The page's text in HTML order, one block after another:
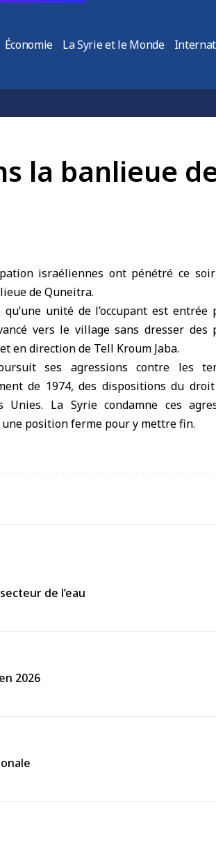
Économie La Syrie et le Monde
la banlieue
israéliennes ont pénétré ce
de Quneitra.
unité de l’occupant est
vers le village sans dresser des
en direction de Tell Kroum Jaba.
ses agressions contre les
de 1974, des dispositions du
Unies. La Syrie condamne ces
position ferme pour y mettre fin.
de l’eau
2026